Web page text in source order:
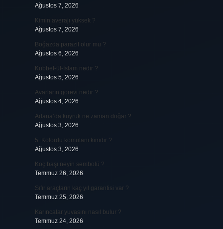
Ağustos 7, 2026
Kimin averajı yüksek ?
Ağustos 7, 2026
Boğazda parazit olur mu ?
Ağustos 6, 2026
Kubbet-ül-İslam nedir ?
Ağustos 5, 2026
Avarların görevi nedir ?
Ağustos 4, 2026
Adana’da kuyruk ne zaman doğar ?
Ağustos 3, 2026
5. Kolordu komutanı kimdir ?
Ağustos 3, 2026
Koç başı neyin sembolü ?
Temmuz 26, 2026
Sıfır araçların kaç yıl garantisi var ?
Temmuz 25, 2026
Karıncalar yuvasını nasıl bulur ?
Temmuz 24, 2026